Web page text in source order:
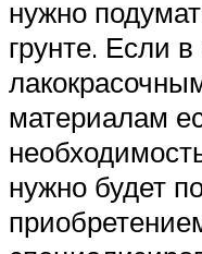
нужно
грунте. Если
материалам
нужно будет